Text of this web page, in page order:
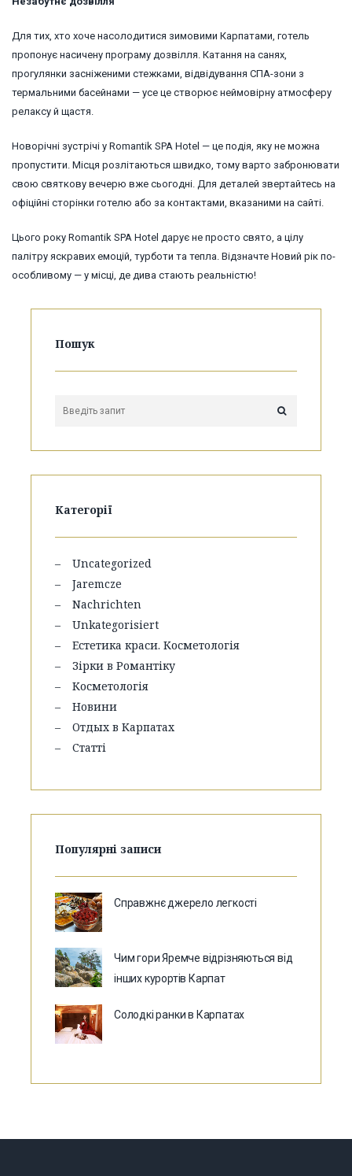
Для тих, хто хоче насолодитися зимовими Карпатами, готель
пропонує насичену програму дозвілля. Катання на санях,
прогулянки засніженими стежками, відвідування СПА-зони з
термальними басейнами — усе це створює неймовірну атмосферу
релаксу й щастя.
Новорічні зустрічі у Romantik SPA Hotel — це подія, яку не можна
пропустити. Місця розлітаються швидко, тому варто забронювати
свою святкову вечерю вже сьогодні. Для деталей звертайтесь на
офіційні сторінки готелю або за контактами, вказаними на сайті.
Цього року Romantik SPA Hotel дарує не просто свято, а цілу
палітру яскравих емоцій, турботи та тепла. Відзначте Новий рік по-
особливому — у місці, де дива стають реальністю!
Пошук
Категорії
Uncategorized
Jaremcze
Nachrichten
Unkategorisiert
Естетика краси. Косметологія
Зірки в Романтіку
Косметологія
Новини
Отдых в Карпатах
Статті
Популярні записи
Справжнє джерело легкості
Чим гори Яремче відрізняються від
інших курортів Карпат
Солодкі ранки в Карпатах